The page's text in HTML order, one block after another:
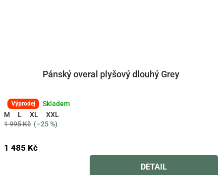
Pánský overal plyšový dlouhý Grey
Průměrné
hodnocení
produktu
z
Výprodej
Skladem
M
L XL
XXL
1 995 Kč (–25 %)
1 485 Kč
DETAIL